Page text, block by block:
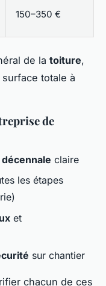
150–350 €
de la toiture,
totale à
de
décennale claire
les étapes
et
sur chantier
chacun de ces